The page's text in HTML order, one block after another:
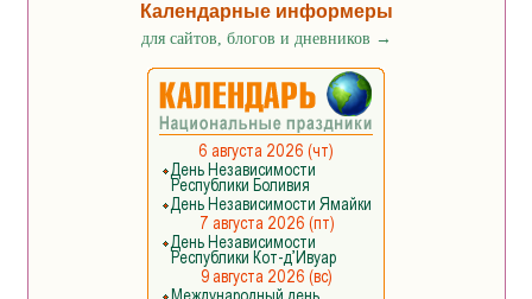
Календарные информеры
для сайтов, блогов и дневников →